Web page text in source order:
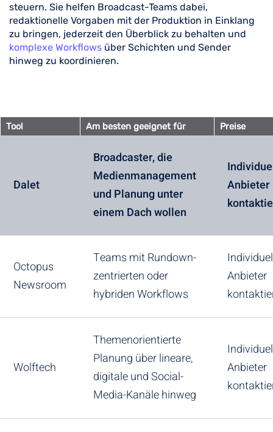
steuern. Sie helfen Broadcast-Teams dabei,
redaktionelle Vorgaben mit der Produktion in Einklang
zu bringen, jederzeit den Überblick zu behalten und
komplexe Workflows über Schichten und Sender
hinweg zu koordinieren.
Tool Am besten geeignet für Preise
Dalet
Broadcaster, die
Medienmanagement
und Planung unter
einem Dach wollen
Anbieter
Octopus
Newsroom
Teams mit Rundown-
zentrierten oder
hybriden Workflows
Anbieter
Wolftech
Themenorientierte
Planung über lineare,
digitale und Social-
Media-Kanäle hinweg
Anbieter